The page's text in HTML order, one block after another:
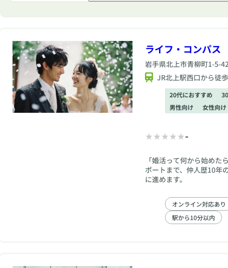
ライフ・コンパス
岩手県北上市青柳町1-5-
JR北上駅西口から徒
20代におすすめ
男性向け
女性向け
-
「婚活って何から始め
ポートまで、仲人歴10年
に進めます。
オンライン対応あり
駅から10分以内